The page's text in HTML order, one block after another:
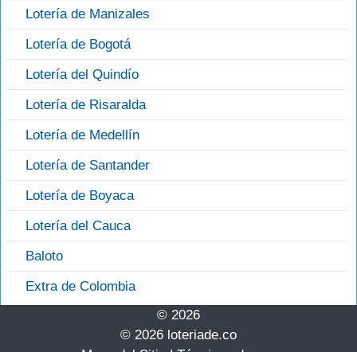
Lotería de Manizales
Lotería de Bogotá
Lotería del Quindío
Lotería de Risaralda
Lotería de Medellín
Lotería de Santander
Lotería de Boyaca
Lotería del Cauca
Baloto
Extra de Colombia
© 2026
© 2026 loteriade.co